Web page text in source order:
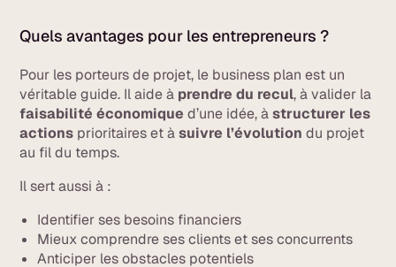
Quels avantages pour les entrepreneurs ?
Pour les porteurs de projet, le business plan est un
véritable guide. Il aide à prendre du recul, à valider la
faisabilité économiqued’une idée, àstructurer les
actions prioritaires et àsuivre l’évolution du projet
au fil du temps.
Il sert aussi à :
Identifier ses besoins financiers
Mieux comprendre ses clients et ses concurrents
Anticiper les obstacles potentiels